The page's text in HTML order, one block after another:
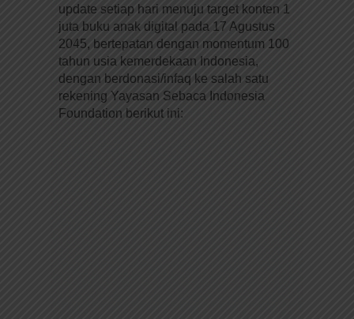
update setiap hari menuju target konten 1
juta buku anak digital pada 17 Agustus
2045, bertepatan dengan momentum 100
tahun usia kemerdekaan Indonesia,
dengan berdonasi/infaq ke salah satu
rekening Yayasan Sebaca Indonesia
Foundation berikut ini: